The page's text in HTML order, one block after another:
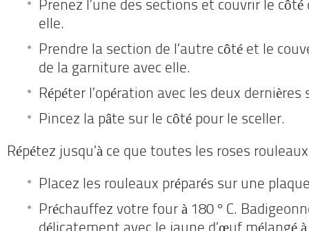
Prenez l’une des sections et couvrir le
elle.
Prendre la section de l’autre côté et le
de la garniture avec elle.
Répéter l’opération avec les deux dernières
Pincez la pâte sur le côté pour le sceller.
Répétez jusqu’à ce que toutes les roses
Placez les rouleaux préparés sur une
Préchauffez votre four à 180 ° C.